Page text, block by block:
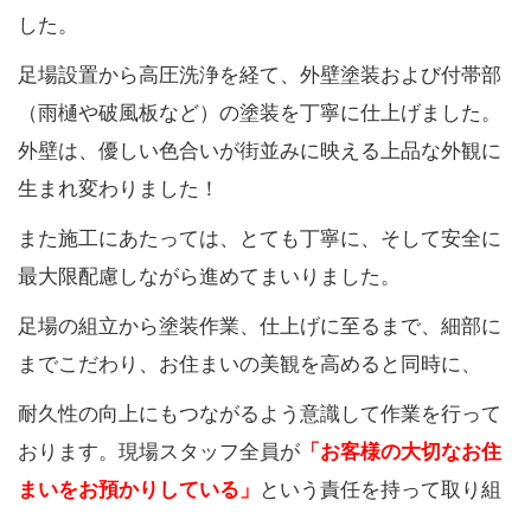
した。
足場設置から高圧洗浄を経て、外壁塗装および付帯部
（雨樋や破風板など）の塗装を丁寧に仕上げました。
外壁は、優しい色合いが街並みに映える上品な外観に
生まれ変わりました！
また施工にあたっては、とても丁寧に、そして安全に
最大限配慮しながら進めてまいりました。
足場の組立から塗装作業、仕上げに至るまで、細部に
までこだわり、お住まいの美観を高めると同時に、
耐久性の向上にもつながるよう意識して作業を行って
おります。現場スタッフ全員が 「お客様の大切なお住
まいをお預かりしている」 という責任を持って取り組